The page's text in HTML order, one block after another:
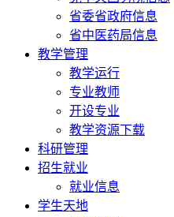
省委省政府信息
省中医药局信息
教学管理
教学运行
专业教师
开设专业
教学资源下载
科研管理
招生就业
就业信息
学生天地